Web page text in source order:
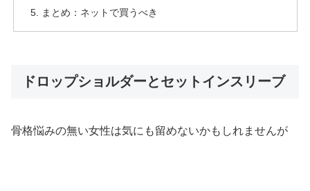
まとめ：ネットで買うべき
ドロップショルダーとセットインスリーブ
骨格悩みの無い女性は気にも留めないかもしれませんが